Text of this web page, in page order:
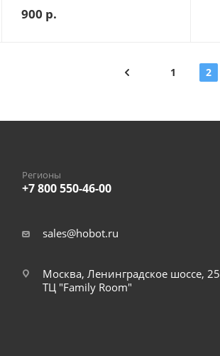
900 р.
1 2
Регионы
+7 800 550-46-00
sales@hobot.ru
Москва, Ленинградское шоссе, 25
ТЦ "Family Room"